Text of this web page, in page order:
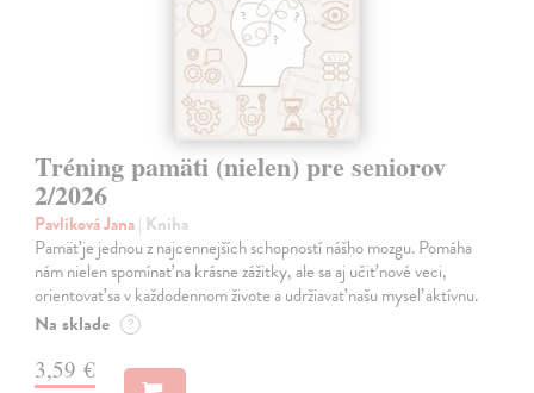
Tréning pamäti (nielen) pre seniorov
2/2026
Pavlíková Jana| Kniha
Pamäť je jednou z najcennejších schopností nášho mozgu. Pomáha
nám nielen spomínať na krásne zážitky, ale sa aj učiť nové veci,
orientovať sa v každodennom živote a udržiavať našu myseľ aktívnu.
Na sklade ?
3,59 €